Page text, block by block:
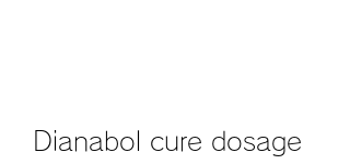
Dianabol cure dosage